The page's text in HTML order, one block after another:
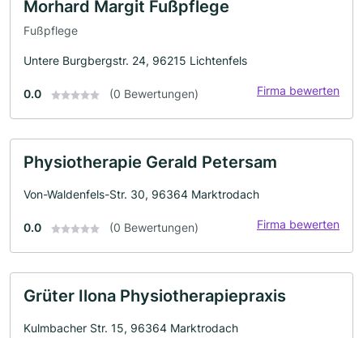
Morhard Margit Fußpflege
Fußpflege
Untere Burgbergstr. 24, 96215 Lichtenfels
0.0 (0 Bewertungen) Firma bewerten
Physiotherapie Gerald Petersam
Von-Waldenfels-Str. 30, 96364 Marktrodach
0.0 (0 Bewertungen) Firma bewerten
Grüter Ilona Physiotherapiepraxis
Kulmbacher Str. 15, 96364 Marktrodach